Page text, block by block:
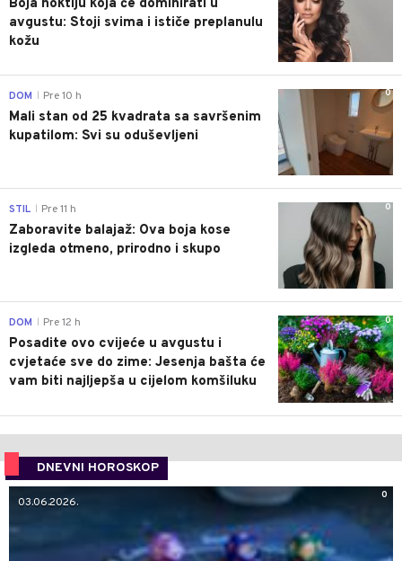
Boja noktiju koja će dominirati u
avgustu: Stoji svima i ističe preplanulu
kožu
0
DOM Pre 10 h
Mali stan od 25 kvadrata sa savršenim
kupatilom: Svi su oduševljeni
0
STIL Pre 11 h
Zaboravite balajaž: Ova boja kose
izgleda otmeno, prirodno i skupo
0
DOM Pre 12 h
Posadite ovo cvijeće u avgustu i
cvjetaće sve do zime: Jesenja bašta će
vam biti najljepša u cijelom komšiluku
DNEVNI HOROSKOP
0
03.06.2026.